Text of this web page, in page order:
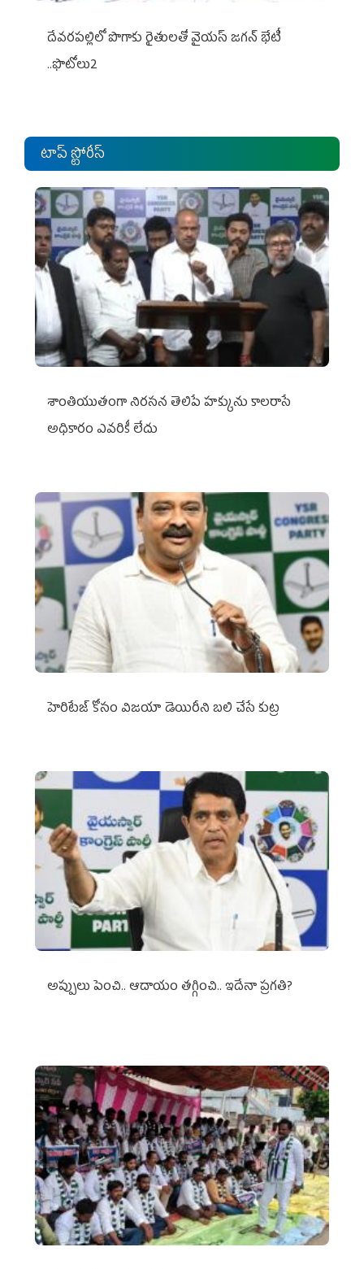
దేవరపల్లిలో పొగాకు రైతులతో వైయస్ జగన్ భేటీ
..ఫొటోలు2
టాప్ స్టోరీస్
శాంతియుతంగా నిరసన తెలిపే హక్కును కాలరాసే
అధికారం ఎవరికీ లేదు
హెరిటేజ్ కోసం విజయా డెయిరీని బలి చేసే కుట్ర‌
అప్పులు పెంచి.. ఆదాయం తగ్గించి.. ఇదేనా ప్రగతి?